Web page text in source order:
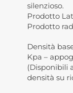
silenzioso.
Prodotto
Prodotto
Densità
Kpa –
(Disponibili
densità su